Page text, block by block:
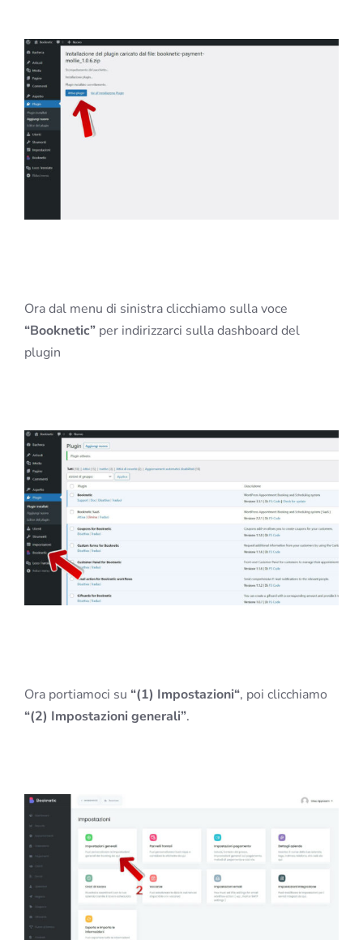
Ora dal menu di sinistra clicchiamo sulla voce
“Booknetic” per indirizzarci sulla dashboard del
plugin
Ora portiamoci su “(1) Impostazioni“, poi clicchiamo
“(2) Impostazioni generali”.